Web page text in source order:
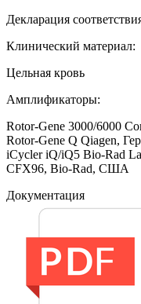
Декларация
Клинический материал:
Цельная кровь
Амплификаторы:
Rotor-Gene 3000/6000
Rotor-Gene Q Qiagen,
iCycler iQ/iQ5 Bio-Rad
CFX96, Bio-Rad, США
Документация